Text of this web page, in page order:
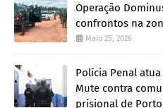
Operação
confrontos na
Maio 25, 2026
Polícia Penal atua
Mute contra
prisional de